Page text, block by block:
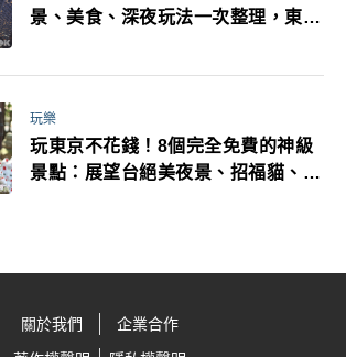
景、美食、深夜玩法一次整理，東京
玩樂
玩東京不花錢！8個完全免費的神級
景點：展望台絕美夜景、招福貓、皇
關於我們
企業合作